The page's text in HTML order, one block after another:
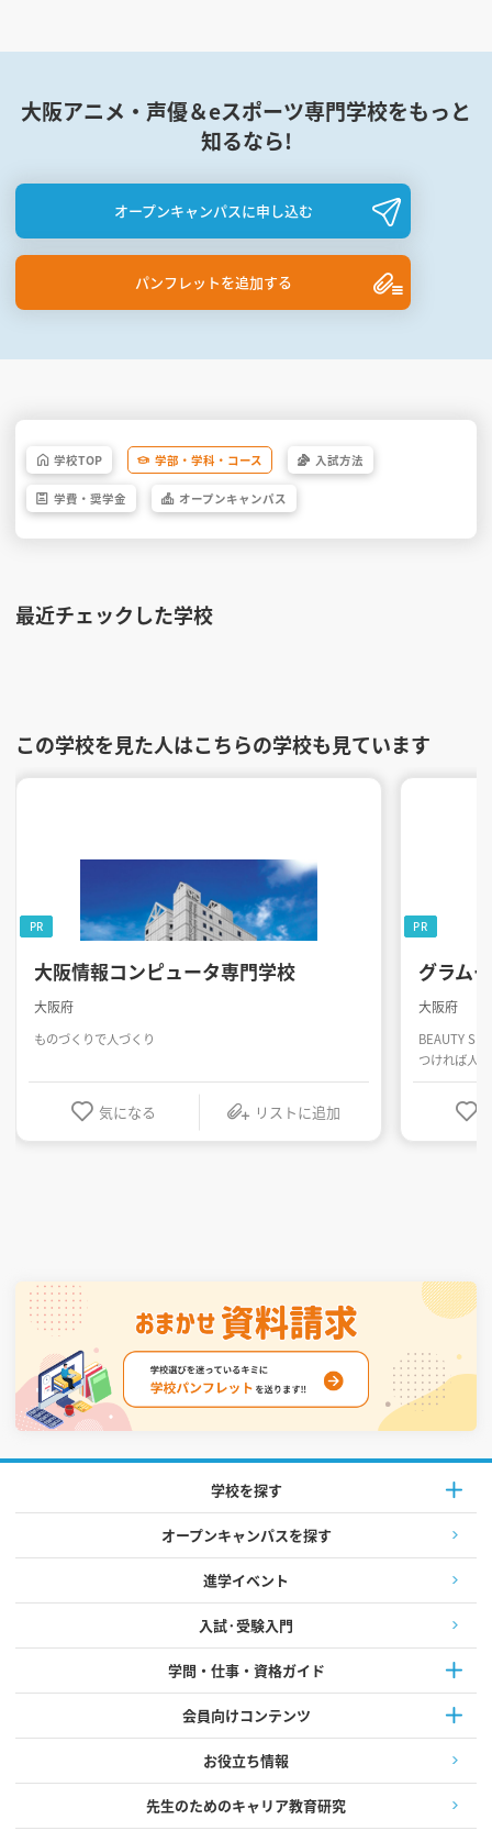
大阪アニメ・声優＆eスポーツ専門学校をもっと
知るなら!
オープンキャンパスに申し込む
パンフレットを追加する
学校TOP 学部・ 学科・ コース 入試方法
学費・ 奨学金 オープンキャンパス
最近チェックした学校
この学校を見た人はこちらの学校も見ています
大阪情報コンピュータ専門学校
大阪府
ものづくりで人づくり
気になる リストに追加
PR
グラム
大阪府
BEAUTY
つければ人
PR
学校を探す
オープンキャンパスを探す
進学イベント
入試·受験入門
学問・仕事・資格ガイド
会員向けコンテンツ
お役立ち情報
先生のためのキャリア教育研究